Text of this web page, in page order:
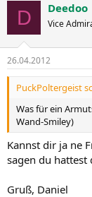
D Deedoo
Vice
26.04.2012
PuckPoltergeist
Was für ein
Wand-Smiley)
Kannst dir ja ne
sagen du hattest
Gruß, Daniel